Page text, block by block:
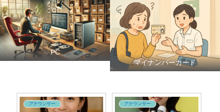
PC
マイナンバーカード
アナウンサー アナウンサー